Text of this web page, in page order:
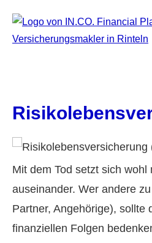
Mit dem Tod setzt sich wohl
auseinander. Wer andere
Partner, Angehörige), sollte
finanziellen Folgen